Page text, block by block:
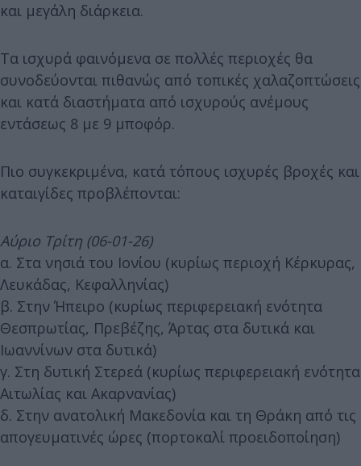
και μεγάλη διάρκεια.
Τα ισχυρά φαινόμενα σε πολλές περιοχές θα
συνοδεύονται πιθανώς από τοπικές χαλαζοπτώσεις
και κατά διαστήματα από ισχυρούς ανέμους
εντάσεως 8 με 9 μποφόρ.
Πιο συγκεκριμένα, κατά τόπους ισχυρές βροχές και
καταιγίδες προβλέπονται:
Αύριο Τρίτη (06-01-26)
α. Στα νησιά του Ιονίου (κυρίως περιοχή Κέρκυρας,
Λευκάδας, Κεφαλληνίας)
β. Στην Ήπειρο (κυρίως περιφερειακή ενότητα
Θεσπρωτίας, Πρεβέζης, Άρτας στα δυτικά και
Ιωαννίνων στα δυτικά)
γ. Στη δυτική Στερεά (κυρίως περιφερειακή ενότητα
Αιτωλίας και Ακαρνανίας)
δ. Στην ανατολική Μακεδονία και τη Θράκη από τις
απογευματινές ώρες (πορτοκαλί προειδοποίηση)